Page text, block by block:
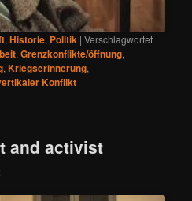
,Historie, Politik |Verschlagwortet
,Grenzkonflikte/öffnung,
,Kriegserinnerung,
Konflikt
and activist